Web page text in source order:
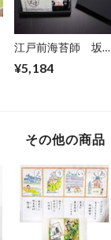
江戸前海苔師 坂才
ット
¥5,184
その他の商品